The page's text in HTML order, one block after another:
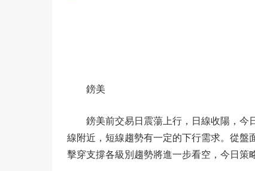
鎊美
鎊美前交易日震蕩上行，日線收陽，今
線附近，短線趨勢有一定的下行需求。從
擊穿支撐各級別趨勢將進一步看空，今日策